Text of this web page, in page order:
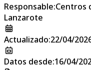
Responsable:Centros
Lanzarote
Actualizado:22/04/
Datos desde:16/04/